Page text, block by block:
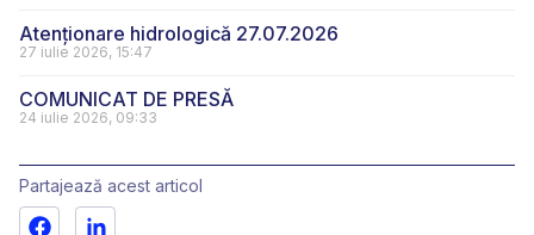
Atenționare hidrologică 27.07.2026
27 iulie 2026, 15:47
COMUNICAT DE PRESĂ
24 iulie 2026, 09:33
Partajează acest articol